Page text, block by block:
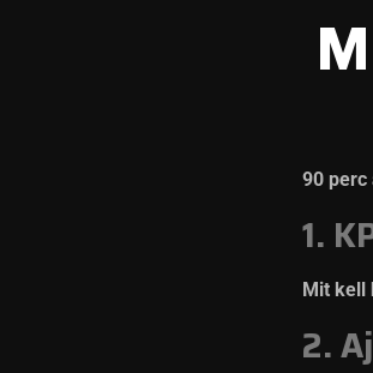
90 perc
1.
Mit kell
2.